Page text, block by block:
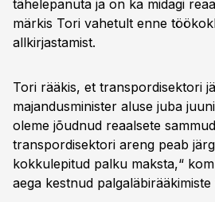
tähelepanuta ja on ka midagi
märkis Tori vahetult enne
allkirjastamist.
Tori rääkis, et transpordisektori
majandusminister aluse juba
oleme jõudnud reaalsete
transpordisektori areng peab
kokkulepitud palku maksta,“
aega kestnud